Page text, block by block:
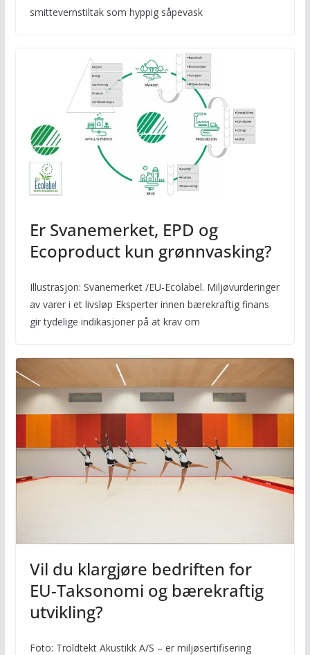
smittevernstiltak som hyppig såpevask
Er Svanemerket, EPD og
Ecoproduct kun grønnvasking?
Illustrasjon: Svanemerket /EU-Ecolabel. Miljøvurderinger
av varer i et livsløp Eksperter innen bærekraftig finans
gir tydelige indikasjoner på at krav om
Vil du klargjøre bedriften for
EU-Taksonomi og bærekraftig
utvikling?
Foto: Troldtekt Akustikk A/S – er miljøsertifisering